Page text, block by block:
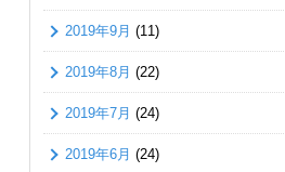
2019年9月 (11)
2019年8月 (22)
2019年7月 (24)
2019年6月 (24)